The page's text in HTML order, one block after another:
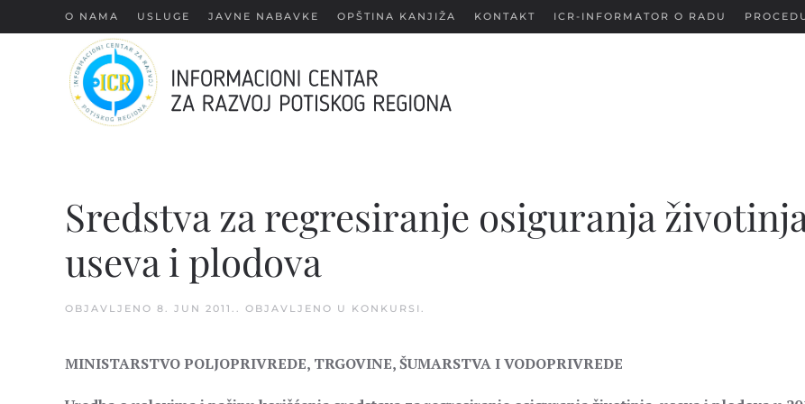
content
О NAMA USLUGE JAVNE NABAVKE OPŠTINA KANJIŽA KONTAKT ICR-INFORMATOR O RADU
Sredstva za regresiranje osiguranja
useva i plodova
OBJAVLJENO 8. JUN 2011. . OBJAVLJENO U KONKURSI .
MINISTARSTVO POLJOPRIVREDE, TRGOVINE, ŠUMARSTVA I VODOPRIVREDE